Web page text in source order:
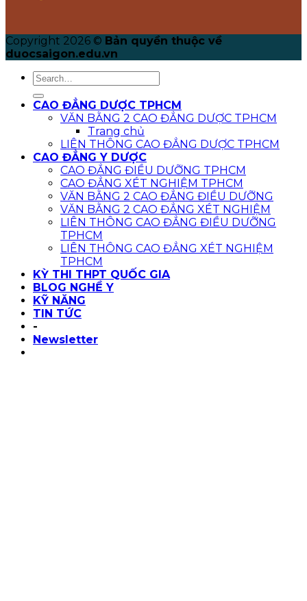
Copyright 2026 © Bản quyền thuộc về
duocsaigon.edu.vn
CAO ĐẲNG DƯỢC TPHCM
VĂN BẰNG 2 CAO ĐẲNG DƯỢC TPHCM
Trang chủ
LIÊN THÔNG CAO ĐẲNG DƯỢC TPHCM
CAO ĐẲNG Y DƯỢC
CAO ĐẲNG ĐIỀU DƯỠNG TPHCM
CAO ĐẲNG XÉT NGHIỆM TPHCM
VĂN BẰNG 2 CAO ĐẲNG ĐIỀU DƯỠNG
VĂN BẰNG 2 CAO ĐẲNG XÉT NGHIỆM
LIÊN THÔNG CAO ĐẲNG ĐIỀU DƯỠNG
TPHCM
LIÊN THÔNG CAO ĐẲNG XÉT NGHIỆM
TPHCM
KỲ THI THPT QUỐC GIA
BLOG NGHỀ Y
KỸ NĂNG
TIN TỨC
-
Newsletter